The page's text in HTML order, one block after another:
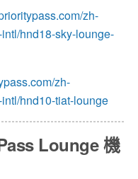
zh-
hnd18-sky-lounge-
zh-
hnd10-tiat-lounge
Lounge 機